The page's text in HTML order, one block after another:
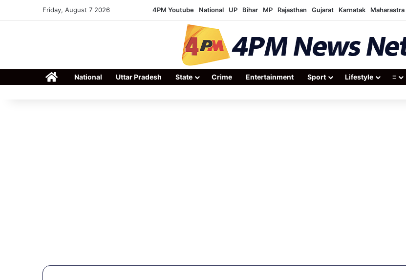
Friday, August 7 2026 4PM Youtube National UP Bihar MP Rajasthan Gujarat Karnatak Maharastra
HomeNational Uttar Pradesh State Crime Entertainment Sport Lifestyle ≡